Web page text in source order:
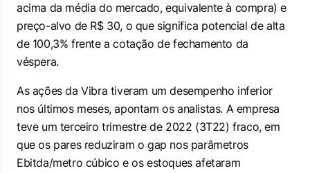
acima da média do mercado, equivalente à compra) e
preço-alvo de R$ 30, o que significa potencial de alta
de 100,3% frente a cotação de fechamento da
véspera.
As ações da Vibra tiveram um desempenho inferior
nos últimos meses, apontam os analistas. A empresa
teve um terceiro trimestre de 2022 (3T22) fraco, em
que os pares reduziram o gap nos parâmetros
Ebitda/metro cúbico e os estoques afetaram